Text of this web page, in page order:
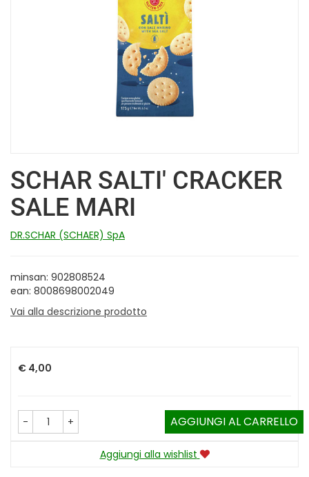
SCHAR SALTI' CRACKER
SALE MARI
DR.SCHAR (SCHAER) SpA
minsan: 902808524
ean: 8008698002049
Vai alla descrizione prodotto
Prezzo
€ 4,00
- + AGGIUNGI AL CARRELLO
Aggiungi alla wishlist